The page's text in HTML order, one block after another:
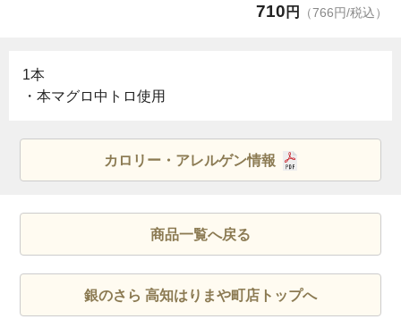
710 円 （766円/税込）
1本
・本マグロ中トロ使用
カロリー・アレルゲン情報
商品一覧へ戻る
銀のさら 高知はりまや町店トップへ